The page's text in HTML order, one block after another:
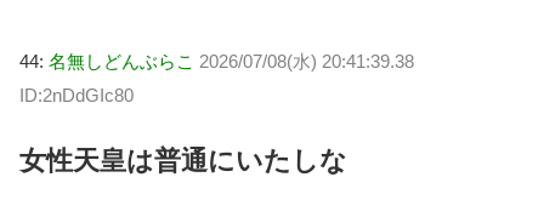
44: 名無しどんぶらこ 2026/07/08(水) 20:41:39.38
ID:2nDdGIc80
女性天皇は普通にいたしな